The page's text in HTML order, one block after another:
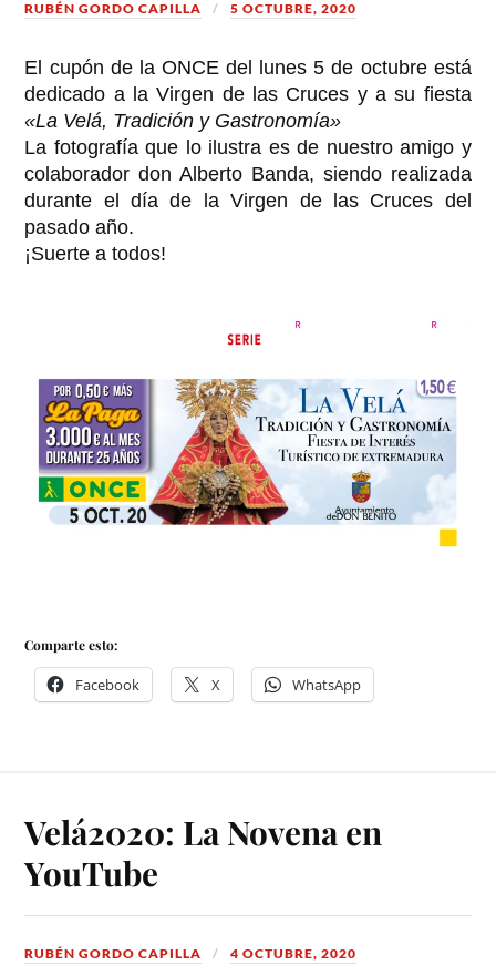
RUBÉN GORDO CAPILLA 5 OCTUBRE, 2020
El cupón de la ONCEdel lunes 5 de octubre está
dedicado a la Virgen de las Cruces y a su fiesta
«La Velá, Tradición y Gastronomía»
La fotografía que lo ilustra es de nuestro amigo y
colaborador don Alberto Banda, siendo realizada
durante el día de la Virgen de las Cruces del
pasado año.
¡Suerte a todos!
Comparte esto:
Facebook X WhatsApp
Velá2020: La Novena en
YouTube
RUBÉN GORDO CAPILLA 4 OCTUBRE, 2020